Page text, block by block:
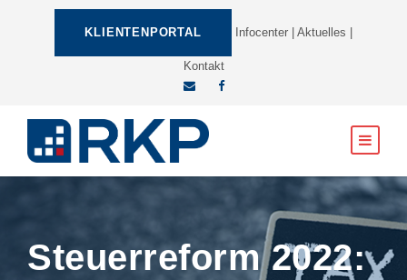
KLIENTENPORTAL Infocenter| Aktuelles
Kontakt
Steuerreform 2022: